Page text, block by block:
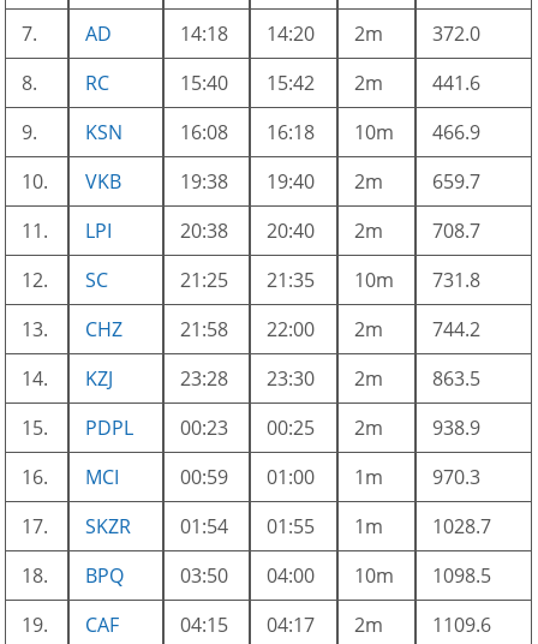
7.
AD 14:18 14:20 2m
372.0
8.
RC 15:40 15:42 2m
441.6
9.
KSN 16:08 16:18 10m
466.9
10.
VKB 19:38 19:40 2m
659.7
11.
LPI 20:38 20:40 2m
708.7
12.
SC 21:25 21:35 10m
731.8
13.
CHZ 21:58 22:00 2m
744.2
14.
KZJ 23:28 23:30 2m
863.5
15.
PDPL 00:23 00:25 2m
938.9
16.
MCI 00:59 01:00 1m
970.3
17.
SKZR 01:54 01:55 1m
1028.7
18.
BPQ 03:50 04:00 10m
1098.5
19.
CAF 04:15 04:17 2m
1109.6